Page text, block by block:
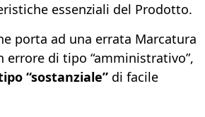
essenziali del Prodotto.
porta ad una errata Marcatura
errore di tipo “amministrativo”,
“sostanziale” di facile